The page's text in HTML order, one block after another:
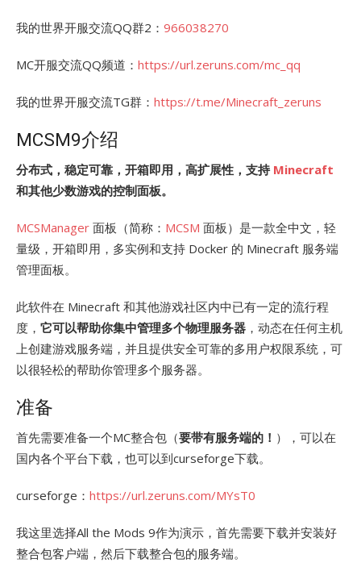
我的世界开服交流QQ群2： 966038270
MC开服交流QQ频道： https://url.zeruns.com/mc_qq
我的世界开服交流TG群： https://t.me/Minecraft_zeruns
MCSM9介绍
分布式，稳定可靠，开箱即用，高扩展性，支持 Minecraft
和其他少数游戏的控制面板。
MCSManager 面板（简称： MCSM 面板）是一款全中文，轻
量级，开箱即用，多实例和支持 Docker 的 Minecraft 服务端
管理面板。
此软件在 Minecraft 和其他游戏社区内中已有一定的流行程
度， 它可以帮助你集中管理多个物理服务器 ，动态在任何主机
上创建游戏服务端，并且提供安全可靠的多用户权限系统，可
以很轻松的帮助你管理多个服务器。
准备
首先需要准备一个MC整合包（要带有服务端的！ ），可以在
国内各个平台下载，也可以到curseforge下载。
curseforge： https://url.zeruns.com/MYsT0
我这里选择All the Mods 9作为演示，首先需要下载并安装好
整合包客户端，然后下载整合包的服务端。